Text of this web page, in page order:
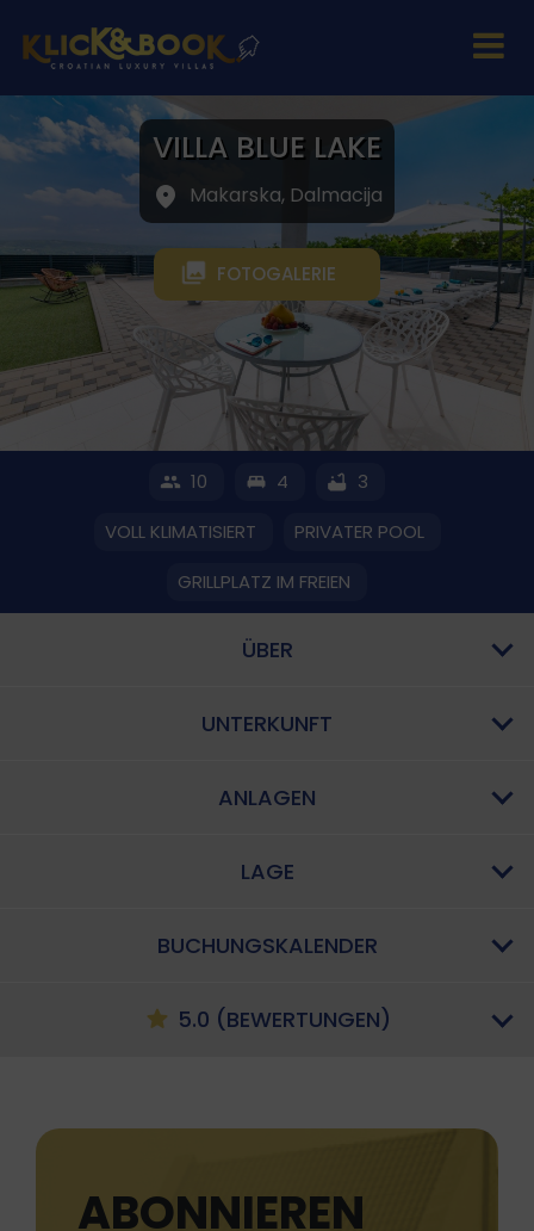
VILLA BLUE LAKE
Makarska, Dalmacija
FOTOGALERIE
10 4
3
VOLL KLIMATISIERT
PRIVATER POOL
GRILLPLATZ IM FREIEN
ÜBER
UNTERKUNFT
ANLAGEN
LAGE
BUCHUNGSKALENDER
5.0 (BEWERTUNGEN)
ABONNIEREN